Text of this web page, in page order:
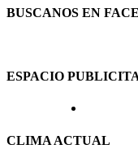
BUSCANOS EN
ESPACIO
CLIMA ACTUAL